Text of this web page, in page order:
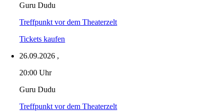
Guru Dudu
Treffpunkt vor dem Theaterzelt
Tickets kaufen
26.09.2026 ,
20:00 Uhr
Guru Dudu
Treffpunkt vor dem Theaterzelt